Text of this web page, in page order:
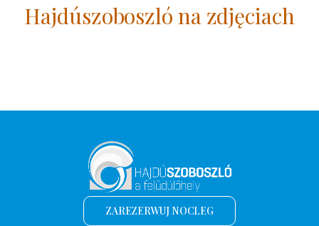
Hajdúszoboszló na zdjęciach
ZAREZERWUJ NOCLEG